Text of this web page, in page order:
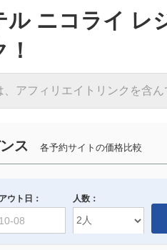
ル ニコライ レ
、アフィリエイトリンクを含ん
ス 各予約サイトの価格比較
ウト日： 人数：